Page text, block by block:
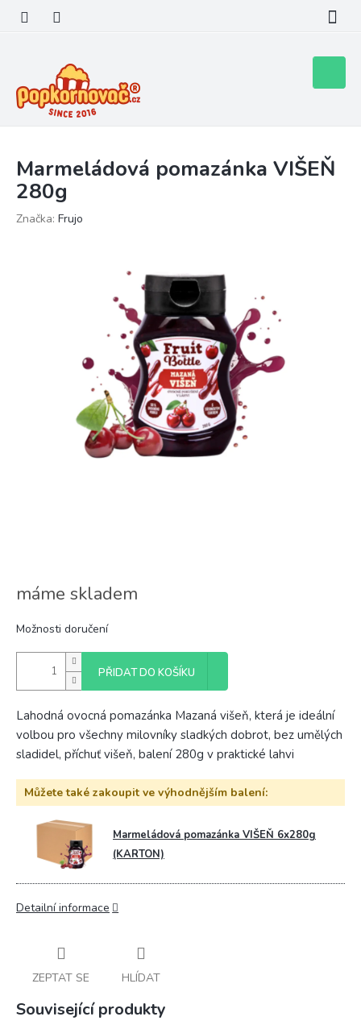
obsah
košík
Marmeládová pomazánka VIŠEŇ
280g
Značka: Frujo
máme skladem
Možnosti doručení
PŘIDAT DO KOŠÍKU
Lahodná ovocná pomazánka Mazaná višeň, která je ideální
volbou pro všechny milovníky sladkých dobrot, bez umělých
sladidel, příchuť višeň, balení 280g v praktické lahvi
Můžete také zakoupit ve výhodnějším balení:
Marmeládová pomazánka VIŠEŇ 6x280g
(KARTON)
Detailní informace
ZEPTAT SE HLÍDAT
Související produkty